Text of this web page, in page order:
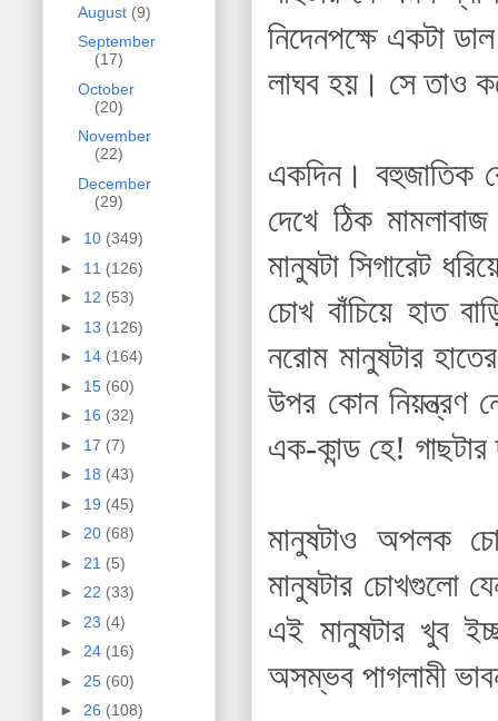
নিদেনপক্ষে একটা
লাঘব হয়। সে তাও
একদিন। বহুজাতিক
দেখে ঠিক
মানুষটা সিগারেট
চোখ বাঁচিয়ে হাত
নরোম মানুষটার
উপর কোন নিয়ন্ত্রণ
এক-কান্ড হে!
মানুষটাও অপলক
মানুষটার চোখগুলো
এই মানুষটার খুব
অসম্ভব পাগলামী
August (9)
September
(17)
October
(20)
November
(22)
December
(29)
► 10 (349)
► 11 (126)
► 12 (53)
► 13 (126)
► 14 (164)
► 15 (60)
► 16 (32)
► 17 (7)
► 18 (43)
► 19 (45)
►20 (68)
► 21 (5)
►22 (33)
► 23 (4)
►24 (16)
► 25 (60)
►26 (108)